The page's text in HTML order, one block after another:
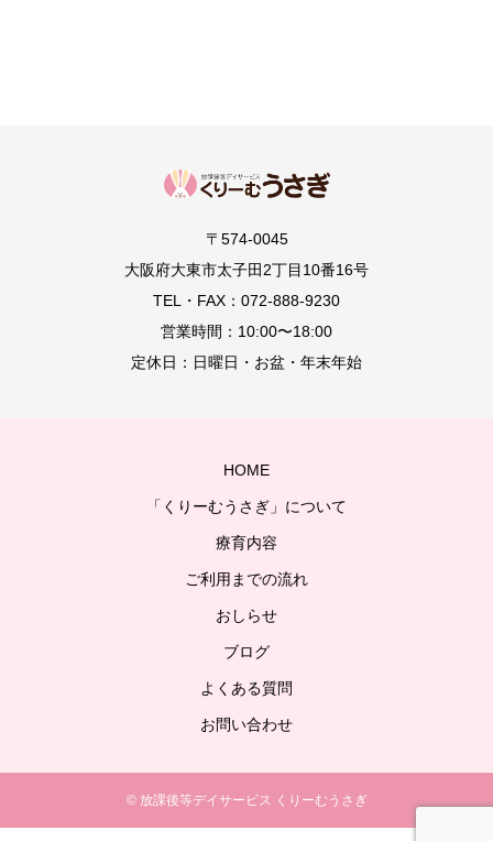
〒574-0045
大阪府大東市太子田2丁目10番16号
TEL・FAX：072-888-9230
営業時間：10:00〜18:00
定休日：日曜日・お盆・年末年始
HOME
「くりーむうさぎ」について
療育内容
ご利用までの流れ
おしらせ
ブログ
よくある質問
お問い合わせ
© 放課後等デイサービス くりーむうさぎ